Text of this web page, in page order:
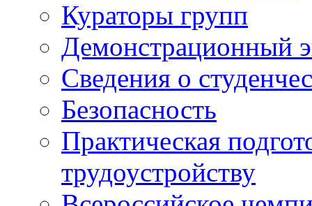
Кураторы групп
Демонстрационный
Сведения о
Безопасность
Практическая
трудоустройству